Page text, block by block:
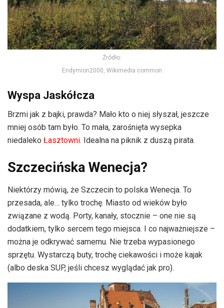
Źródło:
Endymion2000, Wikimedia common
Wyspa Jaskółcza
Brzmi jak z bajki, prawda? Mało kto o niej słyszał, jeszcze
mniej osób tam było. To mała, zarośnięta wysepka
niedaleko Łasztowni. Idealna na piknik z duszą pirata.
Szczecińska Wenecja?
Niektórzy mówią, że Szczecin to polska Wenecja. To
przesada, ale… tylko trochę. Miasto od wieków było
związane z wodą. Porty, kanały, stocznie – one nie są
dodatkiem, tylko sercem tego miejsca. I co najważniejsze –
można je odkrywać samemu. Nie trzeba wypasionego
sprzętu. Wystarczą buty, trochę ciekawości i może kajak
(albo deska SUP, jeśli chcesz wyglądać jak pro).